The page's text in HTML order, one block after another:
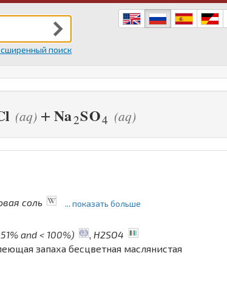
поиск
(aq) + Na2SO4 (aq)
соль ... показать больше
and < 100%)
H2SO4
запаха бесцветная маслянистая